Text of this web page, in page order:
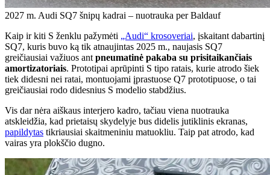
2027 m. Audi SQ7 šnipų kadrai – nuotrauka per Baldauf
Kaip ir kiti S ženklu pažymėti „Audi“ krosoveriai, įskaitant dabartinį
SQ7, kuris buvo ką tik atnaujintas 2025 m., naujasis SQ7
greičiausiai važiuos ant pneumatinė pakaba su prisitaikančiais
amortizatoriais. Prototipai aprūpinti S tipo ratais, kurie atrodo šiek
tiek didesni nei ratai, montuojami įprastuose Q7 prototipuose, o tai
greičiausiai rodo didesnius S modelio stabdžius.
Vis dar nėra aiškaus interjero kadro, tačiau viena nuotrauka
atskleidžia, kad prietaisų skydelyje bus didelis jutiklinis ekranas,
papildytas tikriausiai skaitmeniniu matuokliu. Taip pat atrodo, kad
vairas yra plokščio dugno.